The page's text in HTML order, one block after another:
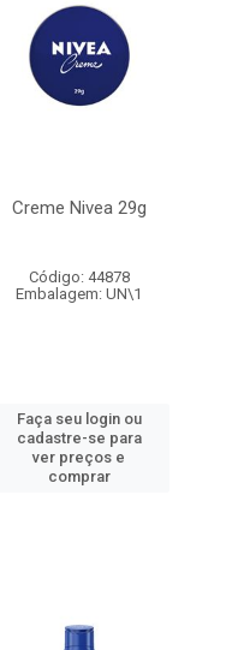
Creme Nivea 29g
Código: 44878
Embalagem: UN\1
Faça seu login ou
cadastre-se para
ver preços e
comprar